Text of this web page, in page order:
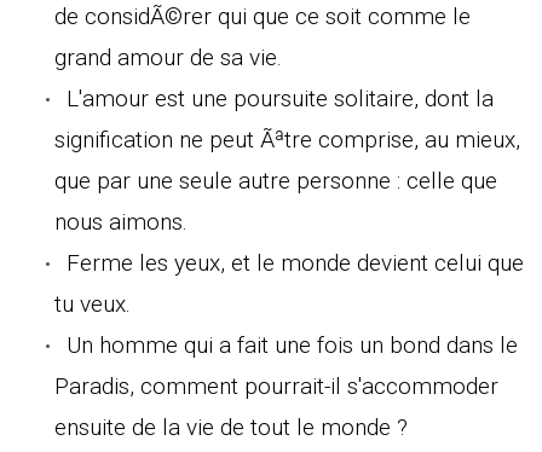
de considÃ©rer qui que ce soit comme le
grand amour de sa vie.
L'amour est une poursuite solitaire, dont la
signification ne peut Ãªtre comprise, au mieux,
que par une seule autre personne : celle que
nous aimons.
Ferme les yeux, et le monde devient celui que
tu veux.
Un homme qui a fait une fois un bond dans le
Paradis, comment pourrait-il s'accommoder
ensuite de la vie de tout le monde ?